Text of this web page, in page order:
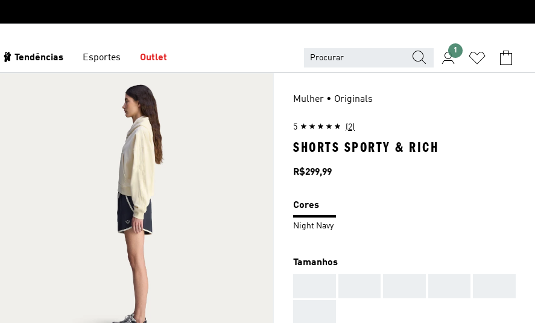
🩰 Tendências Esportes Outlet
1
Mulher • Originals
5 (2)
SHORTS SPORTY & RICH
Preço
R$299,99
Cores
Night Navy
Tamanhos